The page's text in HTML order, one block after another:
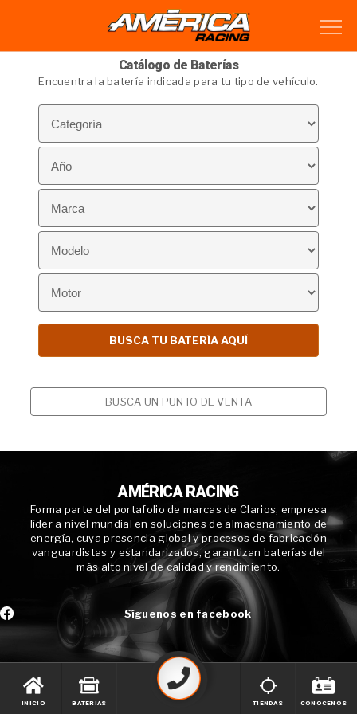
Catálogo de Baterías
Encuentra la batería indicada para tu tipo de vehículo.
BUSCA UN PUNTO DE VENTA
AMÉRICA RACING
Forma parte del portafolio de marcas de Clarios, empresa
líder a nivel mundial en soluciones de almacenamiento de
energía, cuya presencia global y procesos de fabricación
vanguardistas y estandarizados, garantizan baterías del
más alto nivel de calidad y rendimiento.
Síguenos en facebook
INICIO BATERIAS TIENDAS CONÓCENOS